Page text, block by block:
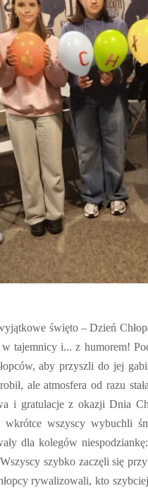
święto – Dzień
tajemnicy i... z humorem!
aby przyszli do jej
ale atmosfera od razu
i gratulacje z okazji Dnia
wszyscy wybuchli
dla kolegów
szybko zaczęli się
rywalizowali, kto